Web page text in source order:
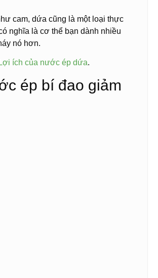
cam, dứa cũng là một loại thực
nghĩa là cơ thể bạn dành nhiều
nó hơn.
Lợi ích của nước ép dứa.
ép bí đao giảm